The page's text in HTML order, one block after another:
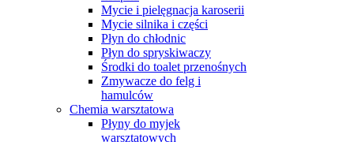
Mycie i pielęgnacja karoserii
Mycie silnika i części
Płyn do chłodnic
Płyn do spryskiwaczy
Środki do toalet przenośnych
Zmywacze do felg i
hamulców
Chemia warsztatowa
Płyny do myjek
warsztatowych